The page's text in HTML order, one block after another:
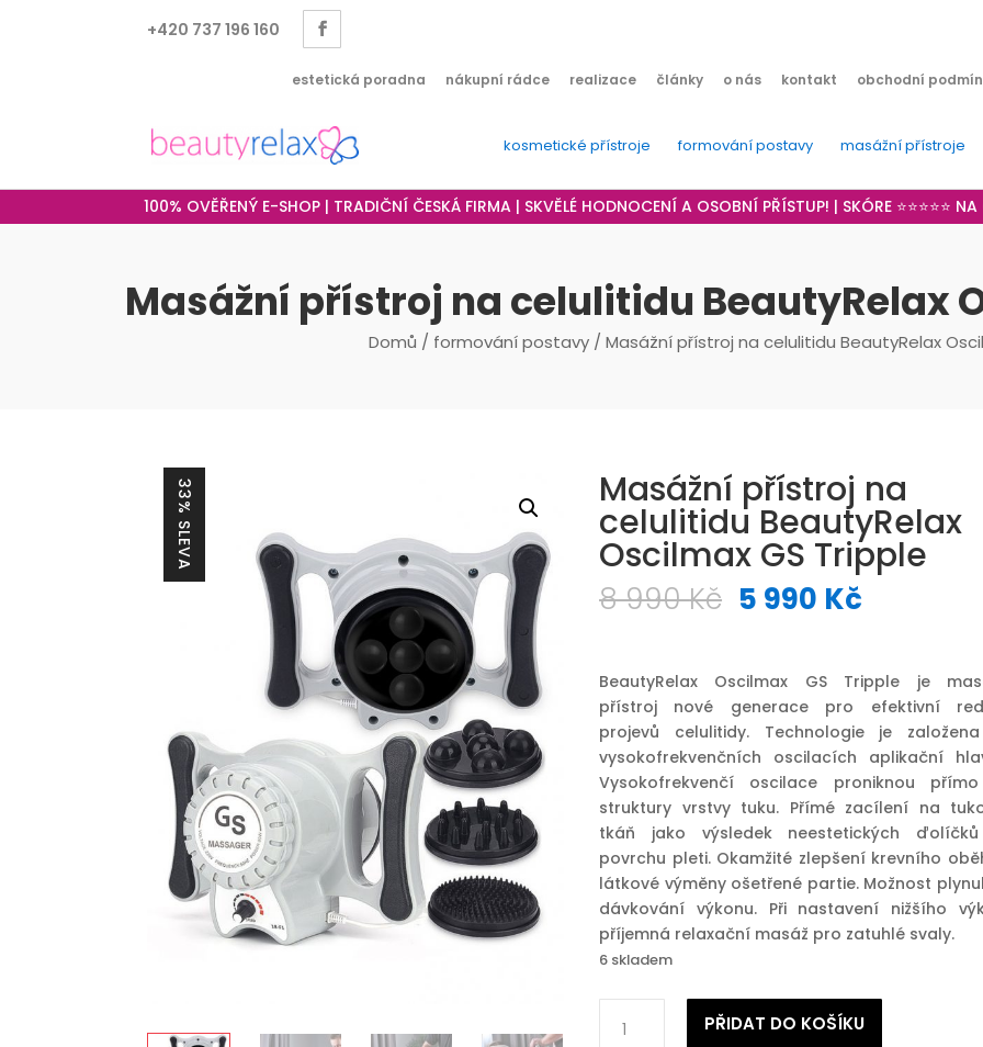
+420 737 196 160
estetická poradna nákupní rádce realizace články o nás kontakt obchodní
kosmetické přístroje formování postavy masážní přístroje
100% OVĚŘENÝ E-SHOP | TRADIČNÍ ČESKÁ FIRMA | SKVĚLÉ HODNOCENÍ A OSOBNÍ PŘÍSTUP! | SKÓRE ⭐⭐⭐⭐⭐
Masážní přístroj na celulitidu BeautyRelax
Domů / formování postavy / Masážní přístroj na celulitidu BeautyRelax
33% SLEVA Masážní přístroj na
celulitidu BeautyRelax
Oscilmax GS Tripple
8 990Kč Původní
8
990 Kč.
5 990 Kč
5
990 Kč.
BeautyRelax Oscilmax GS Tripple je
přístroj nové generace pro efektivní
projevů celulitidy. Technologie je
vysokofrekvenčních oscilacích aplikační
Vysokofrekvenčí oscilace proniknou
struktury vrstvy tuku. Přímé zacílení na
tkáň jako výsledek neestetických
povrchu pleti. Okamžité zlepšení krevního
látkové výměny ošetřené partie. Možnost
dávkování výkonu. Při nastavení nižšího
příjemná relaxační masáž pro zatuhlé svaly.
6 skladem
přístroj
PŘIDAT DO KOŠÍKU